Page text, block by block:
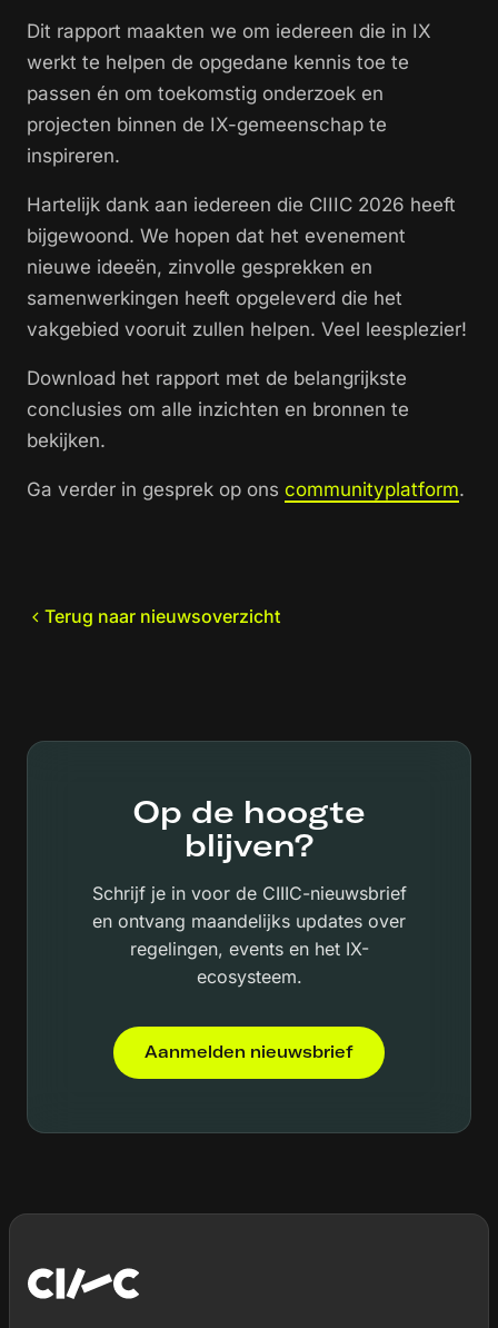
Dit rapport maakten we om iedereen die in IX
werkt te helpen de opgedane kennis toe te
passen én om toekomstig onderzoek en
projecten binnen de IX-gemeenschap te
inspireren.
Hartelijk dank aan iedereen die CIIIC 2026 heeft
bijgewoond. We hopen dat het evenement
nieuwe ideeën, zinvolle gesprekken en
samenwerkingen heeft opgeleverd die het
vakgebied vooruit zullen helpen. Veel leesplezier!
Download het rapport met de belangrijkste
conclusies om alle inzichten en bronnen te
bekijken.
Ga verder in gesprek op ons communityplatform.
Terug naar nieuwsoverzicht
Op de hoogte
blijven?
Schrijf je in voor de CIIIC-nieuwsbrief
en ontvang maandelijks updates over
regelingen, events en het IX-
ecosysteem.
Aanmelden nieuwsbrief